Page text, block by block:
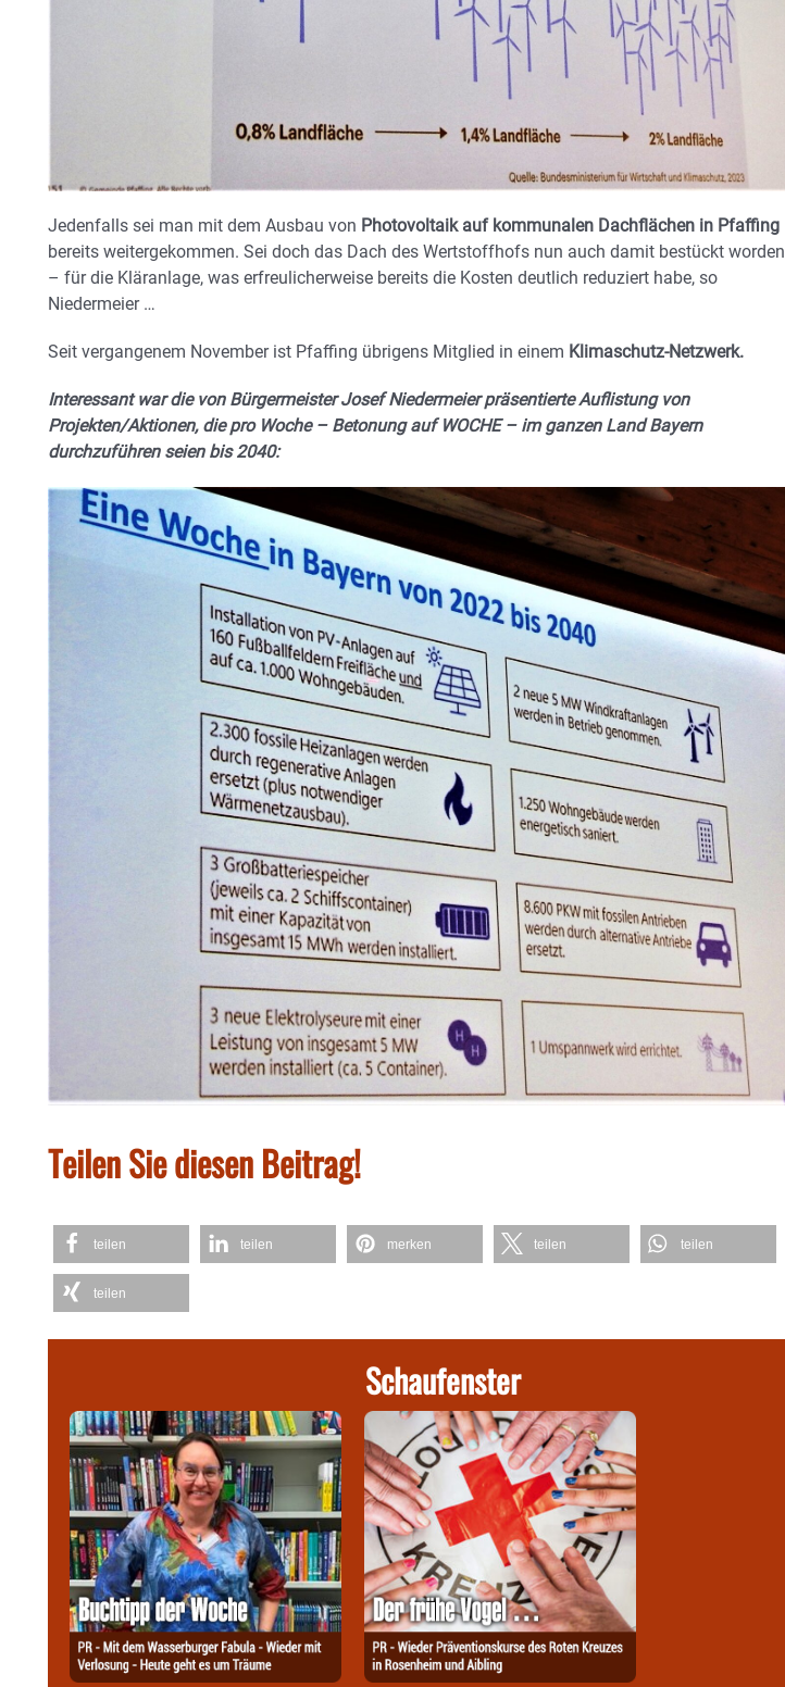
Jedenfalls sei man mit dem Ausbau von Photovoltaik auf kommunalen Dachflächen in Pfaffing
bereits weitergekommen. Sei doch das Dach des Wertstoffhofs nun auch damit bestückt worden
– für die Kläranlage, was erfreulicherweise bereits die Kosten deutlich reduziert habe, so
Niedermeier …
Seit vergangenem November ist Pfaffing übrigens Mitglied in einem Klimaschutz-Netzwerk.
Interessant war die von Bürgermeister Josef Niedermeier präsentierte Auflistung von
Projekten/Aktionen, die pro Woche – Betonung auf WOCHE – im ganzen Land Bayern
durchzuführen seien bis 2040:
Teilen Sie diesen Beitrag!
teilen teilen merken teilen teilen
teilen
Schaufenster